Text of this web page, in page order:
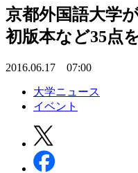
京都外国語大学
初版本など35点
2016.06.17 07:00
大学ニュース
イベント